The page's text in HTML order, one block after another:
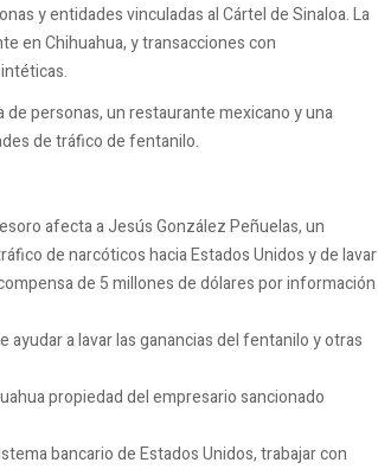
y entidades vinculadas al Cártel de Sinaloa. La
en Chihuahua, y transacciones con
personas, un restaurante mexicano y una
de tráfico de fentanilo.
afecta a Jesús González Peñuelas, un
de narcóticos hacia Estados Unidos y de lavar
de 5 millones de dólares por información
a lavar las ganancias del fentanilo y otras
propiedad del empresario sancionado
bancario de Estados Unidos, trabajar con